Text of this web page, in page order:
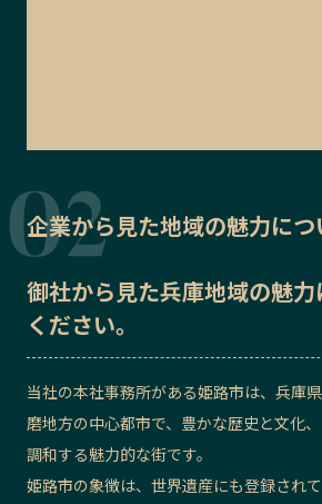
企業から見た地域の魅力につ
御社から見た兵庫地域の魅力
ください。
当社の本社事務所がある姫路市は、兵庫
磨地方の中心都市で、豊かな歴史と文化
調和する魅力的な街です。
姫路市の象徴は、世界遺産にも登録され